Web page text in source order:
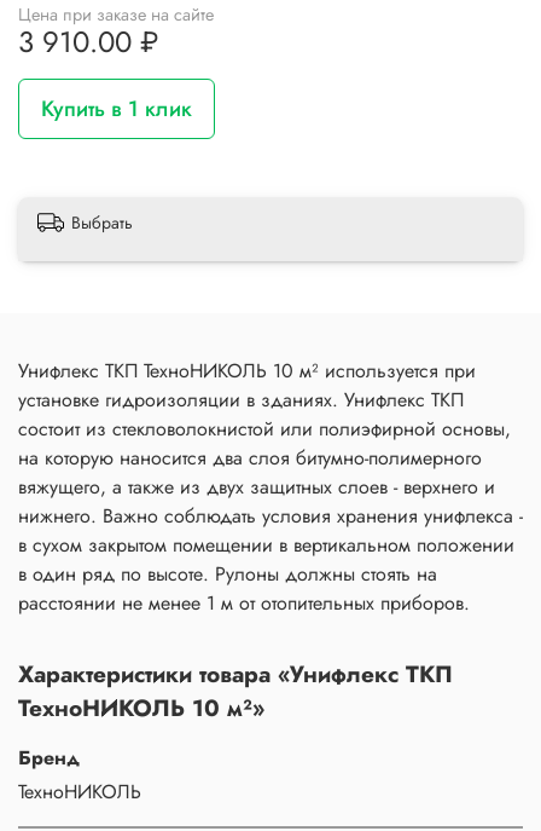
Цена при заказе на сайте
3 910.00 ₽
Купить в 1 клик
Выбрать
Унифлекс ТКП ТехноНИКОЛЬ 10 м² используется при
установке гидроизоляции в зданиях. Унифлекс ТКП
состоит из стекловолокнистой или полиэфирной основы,
на которую наносится два слоя битумно-полимерного
вяжущего, а также из двух защитных слоев - верхнего и
нижнего. Важно соблюдать условия хранения унифлекса -
в сухом закрытом помещении в вертикальном положении
в один ряд по высоте. Рулоны должны стоять на
расстоянии не менее 1 м от отопительных приборов.
Характеристики товара «Унифлекс ТКП
ТехноНИКОЛЬ 10 м²»
Бренд
ТехноНИКОЛЬ